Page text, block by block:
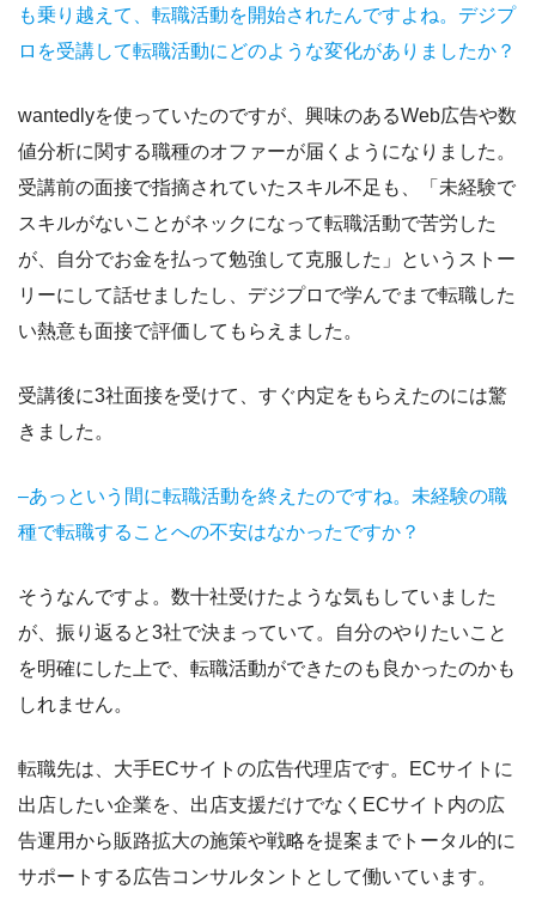
も乗り越えて、転職活動を開始されたんですよね。デジプ
ロを受講して転職活動にどのような変化がありましたか？
wantedlyを使っていたのですが、興味のあるWeb広告や数
値分析に関する職種のオファーが届くようになりました。
受講前の面接で指摘されていたスキル不足も、「未経験で
スキルがないことがネックになって転職活動で苦労した
が、自分でお金を払って勉強して克服した」というストー
リーにして話せましたし、デジプロで学んでまで転職した
い熱意も面接で評価してもらえました。
受講後に3社面接を受けて、すぐ内定をもらえたのには驚
きました。
–あっという間に転職活動を終えたのですね。未経験の職
種で転職することへの不安はなかったですか？
そうなんですよ。数十社受けたような気もしていました
が、振り返ると3社で決まっていて。自分のやりたいこと
を明確にした上で、転職活動ができたのも良かったのかも
しれません。
転職先は、大手ECサイトの広告代理店です。ECサイトに
出店したい企業を、出店支援だけでなくECサイト内の広
告運用から販路拡大の施策や戦略を提案までトータル的に
サポートする広告コンサルタントとして働いています。